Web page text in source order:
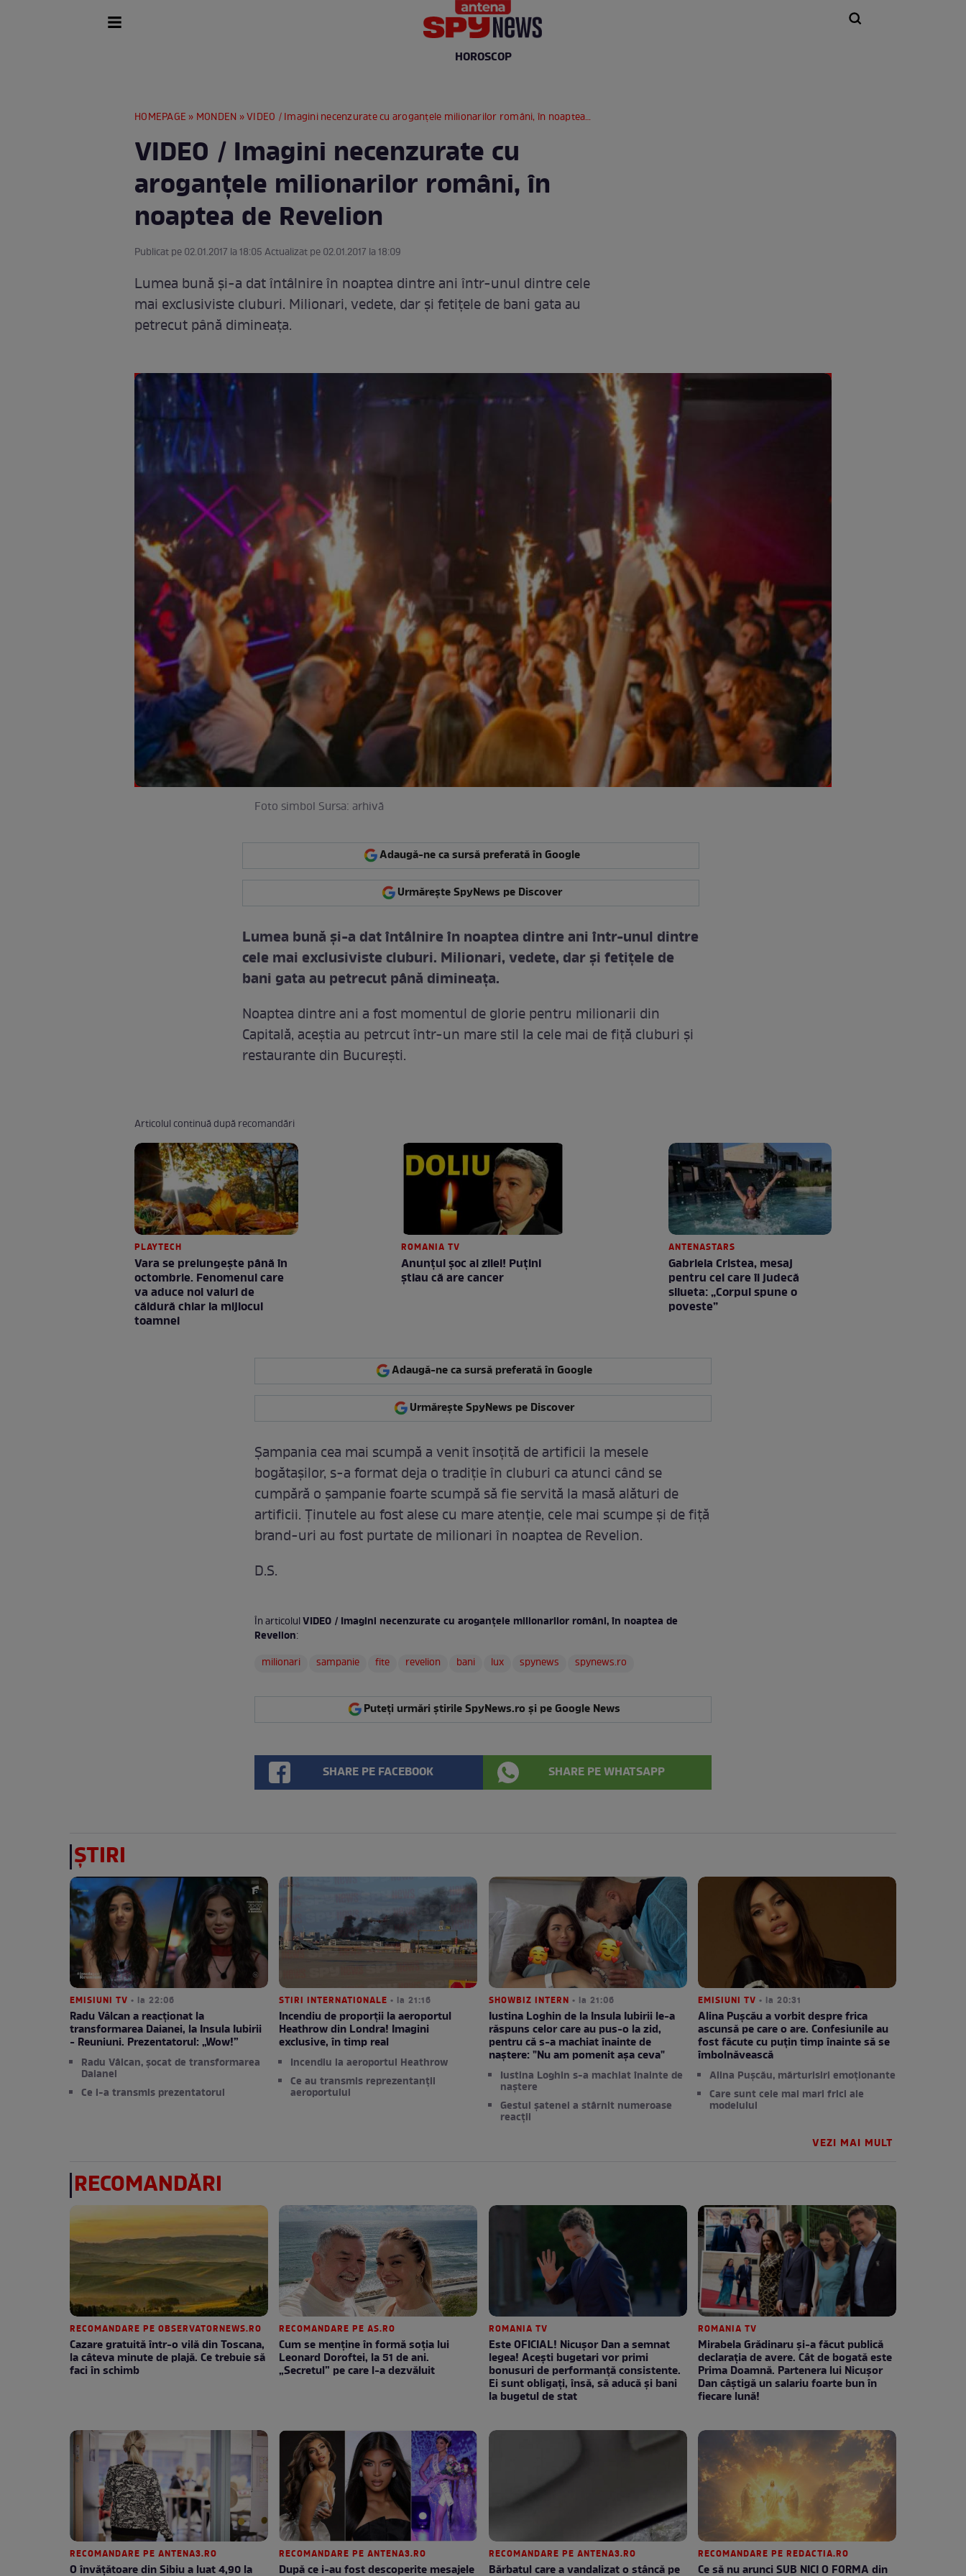
HOROSCOP
HOMEPAGE » MONDEN » VIDEO / Imagini necenzurate cu aroganţele milionarilor români, în noaptea de Revelion
VIDEO / Imagini necenzurate cu
aroganţele milionarilor români, în
noaptea de Revelion
Publicat pe 02.01.2017 la 18:05 Actualizat pe 02.01.2017 la 18:09
Lumea bună şi-a dat întâlnire în noaptea dintre ani într-unul dintre cele
mai exclusiviste cluburi. Milionari, vedete, dar şi fetiţele de bani gata au
petrecut până dimineaţa.
Foto simbol Sursa: arhivă
Adaugă-ne ca sursă preferată în Google
Urmărește SpyNews pe Discover
Lumea bună şi-a dat întâlnire în noaptea dintre ani într-unul dintre
cele mai exclusiviste cluburi. Milionari, vedete, dar şi fetiţele de
bani gata au petrecut până dimineaţa.
Noaptea dintre ani a fost momentul de glorie pentru milionarii din
Capitală, aceştia au petrcut într-un mare stil la cele mai de fiţă cluburi şi
restaurante din Bucureşti.
Articolul continuă după recomandări
PLAYTECH
Vara se prelungeşte până în
octombrie. Fenomenul care
va aduce noi valuri de
căldură chiar la mijlocul
toamnei
ROMANIA TV
Anunţul şoc al zilei! Puţini
ştiau că are cancer
ANTENASTARS
Gabriela Cristea, mesaj
pentru cei care îi judecă
silueta: „Corpul spune o
poveste”
Adaugă-ne ca sursă preferată în Google
Urmărește SpyNews pe Discover
Şampania cea mai scumpă a venit însoţită de artificii la mesele
bogătaşilor, s-a format deja o tradiţie în cluburi ca atunci când se
cumpără o şampanie foarte scumpă să fie servită la masă alături de
artificii. Ţinutele au fost alese cu mare atenţie, cele mai scumpe şi de fiţă
brand-uri au fost purtate de milionari în noaptea de Revelion.
D.S.
În articolulVIDEO / Imagini necenzurate cu aroganţele milionarilor români, în noaptea de
Revelion:
milionari
sampanie fite revelion bani lux spynews spynews.ro
Puteți urmări știrile SpyNews.ro și pe Google News
SHARE PE FACEBOOK SHARE PE WHATSAPP
ȘTIRI
EMISIUNI TV • la 22:06
Radu Vâlcan a reacționat la
transformarea Daianei, la Insula Iubirii
- Reuniuni. Prezentatorul: „Wow!”
Radu Vâlcan, șocat de transformarea
Daianei
Ce i-a transmis prezentatorul
STIRI INTERNATIONALE • la 21:16
Incendiu de proporții la aeroportul
Heathrow din Londra! Imagini
exclusive, în timp real
Incendiu la aeroportul Heathrow
Ce au transmis reprezentanții
aeroportului
SHOWBIZ INTERN • la 21:06
Iustina Loghin de la Insula Iubirii le-a
răspuns celor care au pus-o la zid,
pentru că s-a machiat înainte de
naștere: "Nu am pomenit așa ceva"
Iustina Loghin s-a machiat înainte de
naștere
Gestul șatenei a stârnit numeroase
reacții
EMISIUNI TV • la 20:31
Alina Pușcău a vorbit despre frica
ascunsă pe care o are. Confesiunile au
fost făcute cu puțin timp înainte să se
îmbolnăvească
Alina Pușcău, mărturisiri emoționante
Care sunt cele mai mari frici ale
modelului
VEZI MAI MULT
RECOMANDĂRI
RECOMANDARE PE OBSERVATORNEWS.RO
Cazare gratuită într-o vilă din Toscana,
la câteva minute de plajă. Ce trebuie să
faci în schimb
RECOMANDARE PE AS.RO
Cum se menţine în formă soţia lui
Leonard Doroftei, la 51 de ani.
„Secretul” pe care l-a dezvăluit
ROMANIA TV
Este OFICIAL! Nicușor Dan a semnat
legea! Acești bugetari vor primi
bonusuri de performanță consistente.
Ei sunt obligați, însă, să aducă și bani
la bugetul de stat
ROMANIA TV
Mirabela Grădinaru și-a făcut publică
declarația de avere. Cât de bogată este
Prima Doamnă. Partenera lui Nicușor
Dan câștigă un salariu foarte bun în
fiecare lună!
RECOMANDARE PE ANTENA3.RO
O învățătoare din Sibiu a luat 4,90 la
RECOMANDARE PE ANTENA3.RO
După ce i-au fost descoperite mesajele
RECOMANDARE PE ANTENA3.RO
Bărbatul care a vandalizat o stâncă pe
RECOMANDARE PE REDACTIA.RO
Ce să nu arunci SUB NICI O FORMA din